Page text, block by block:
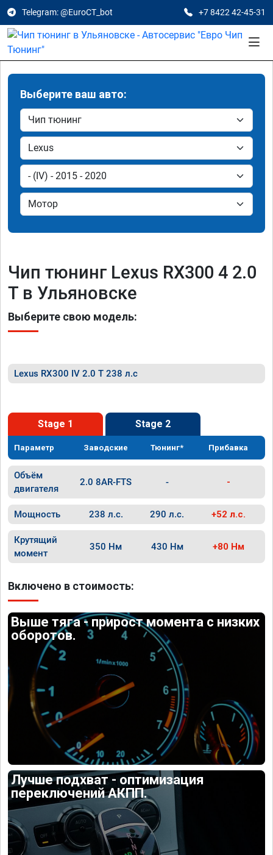
Telegram: @EuroCT_bot +7 8422 42-45-31
Выберите ваш авто:
Чип тюнинг Lexus RX300 4 2.0
T в Ульяновске
Выберите свою модель:
Lexus RX300 IV 2.0 T 238 л.с
Stage 1 Stage 2
Параметр Заводские Тюнинг* Прибавка
Объём
двигателя
2.0 8AR-FTS - -
Мощность 238 л.с. 290 л.с. +52 л.с.
Крутящий
момент
350 Нм 430 Нм +80 Нм
Включено в стоимость:
Выше тяга - прирост момента с низких
оборотов.
Лучше подхват - оптимизация
переключений АКПП.